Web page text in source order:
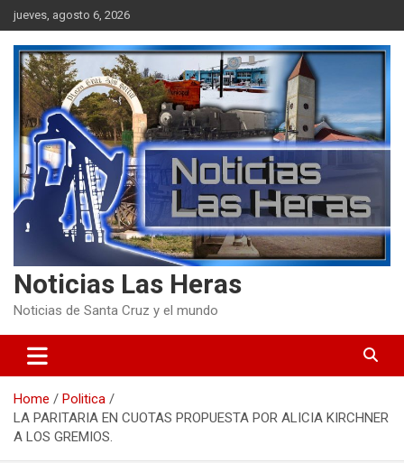
Skip
to
content
jueves, agosto 6, 2026
Noticias Las Heras
Noticias de Santa Cruz y el mundo
Home
Politica
LA PARITARIA EN CUOTAS PROPUESTA POR ALICIA KIRCHNER
A LOS GREMIOS.